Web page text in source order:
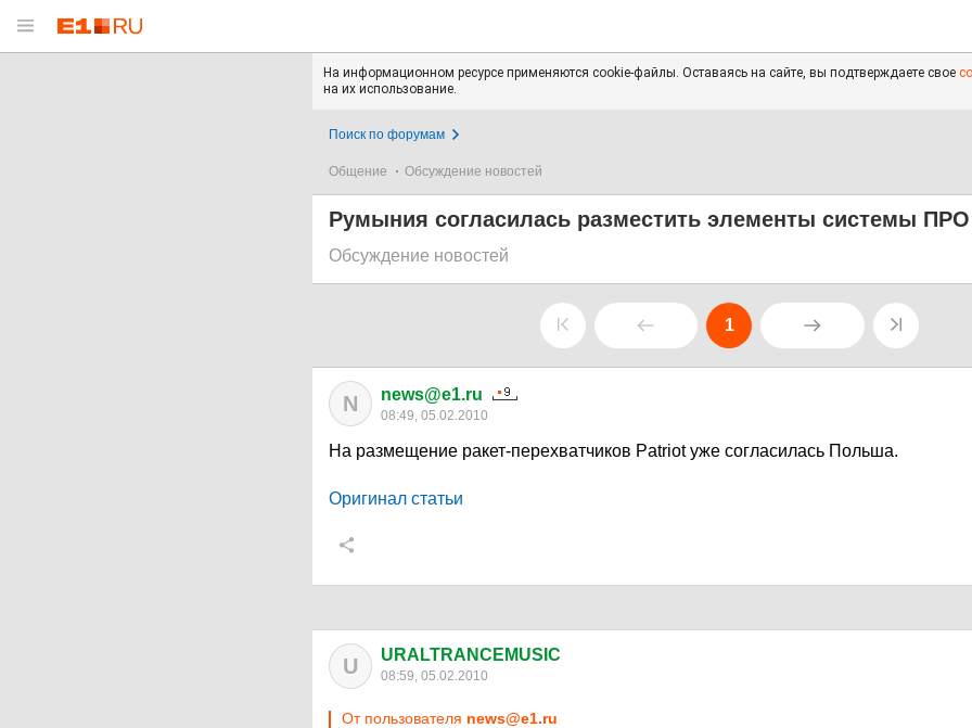
На информационном ресурсе применяются cookie-файлы. Оставаясь на сайте, вы подтверждаете свое
на их использование.
Поиск по форумам
Общение Обсуждение новостей
Румыния согласилась разместить элементы системы
Обсуждение новостей
1
N news@e1.ru
08:49, 05.02.2010
На размещение ракет-перехватчиков Patriot уже согласилась Польша.
Оригинал статьи
U URALTRANCEMUSIC
08:59, 05.02.2010
От пользователя news@e1.ru